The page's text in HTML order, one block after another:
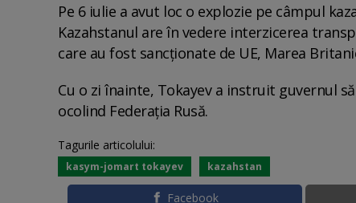
Pe 6 iulie a avut loc o explozie pe câmpul
Kazahstanul are în vedere interzicerea
care au fost sancționate de UE, Marea
Cu o zi înainte, Tokayev a instruit guvernul
ocolind Federația Rusă.
Tagurile articolului:
kasym-jomart tokayev kazahstan
Facebook